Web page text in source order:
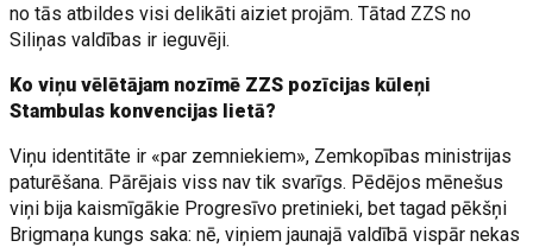
no tās atbildes visi delikāti aiziet projām. Tātad ZZS no
Siliņas valdības ir ieguvēji.
Ko viņu vēlētājam nozīmē ZZS pozīcijas kūleņi
Stambulas konvencijas lietā?
Viņu identitāte ir «par zemniekiem», Zemkopības ministrijas
paturēšana. Pārējais viss nav tik svarīgs. Pēdējos mēnešus
viņi bija kaismīgākie Progresīvo pretinieki, bet tagad pēkšņi
Brigmaņa kungs saka: nē, viņiem jaunajā valdībā vispār nekas